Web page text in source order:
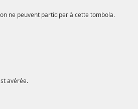
ne peuvent participer à cette tombola.
avérée.